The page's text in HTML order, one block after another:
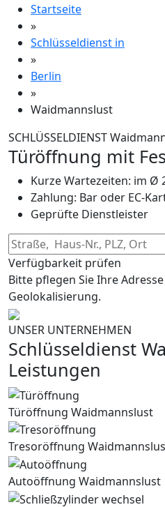
Startseite
»
Schlüsseldienst in
»
Berlin
»
Waidmannslust
SCHLÜSSELDIENST
Türöffnung mit
Kurze Wartezeiten: im Ø
Zahlung: Bar oder EC-
Geprüfte Dienstleister
Verfügbarkeit prüfen
Bitte pflegen Sie Ihre
Geolokalisierung.
UNSER UNTERNEHMEN
Schlüsseldienst
Leistungen
Türöffnung Waidmannslust
Tresoröffnung
Autoöffnung Waidmannslust